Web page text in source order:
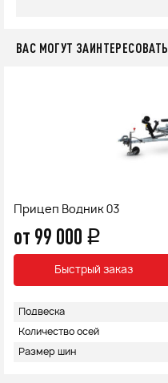
ВАС МОГУТ ЗАИНТЕРЕСОВАТЬ
Прицеп Водник 03
от 99 000 q
Быстрый заказ
Подвеска
Количество осей
Размер шин